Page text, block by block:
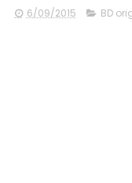
6/09/2015 BD